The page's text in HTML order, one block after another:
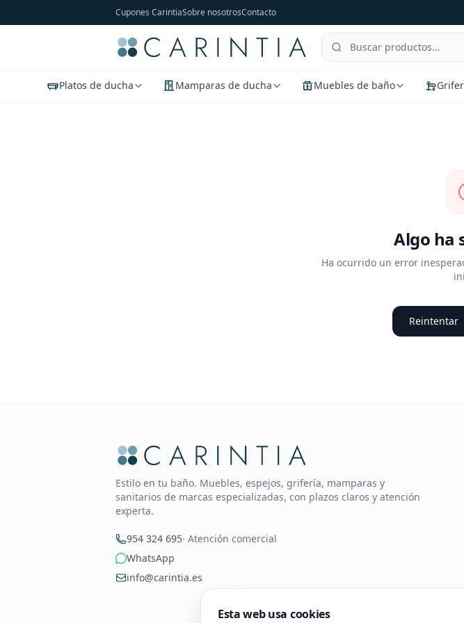
Cupones CarintiaSobre nosotrosContacto
Platos de ducha Mamparas de ducha Muebles de baño
Algo ha
Ha ocurrido un error
Reintentar
Estilo en tu baño. Muebles, espejos, grifería, mamparas y
sanitarios de marcas especializadas, con plazos claros y atención
experta.
954 324 695· Atención comercial
WhatsApp
info@carintia.es
Esta web usa cookies